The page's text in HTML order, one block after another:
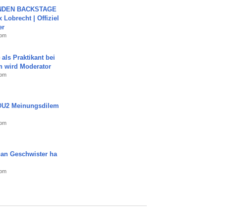
BACKSTAGE
Lobrecht | Offiziel
als Praktikant bei
wird Moderator
Meinungsdilem
Geschwister ha